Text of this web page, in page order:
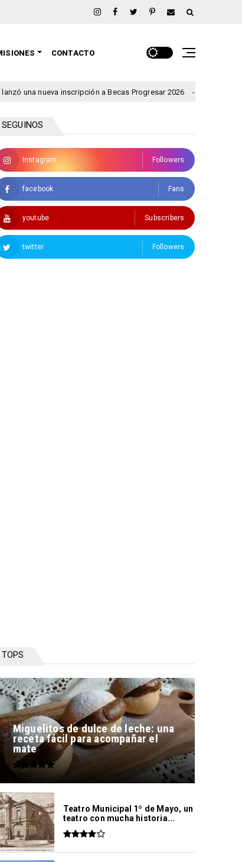
CONTACTO
inscripción a Becas Progresar 2026 clima Rigen alertas
SEGUINOS
Instagram Followers
facebook Fans
youtube Subscribers
twitter Followers
TOPS
Miguelitos de dulce de leche: una
receta fácil para acompañar el
mate
Teatro Municipal 1º de Mayo, un
teatro con mucha historia...